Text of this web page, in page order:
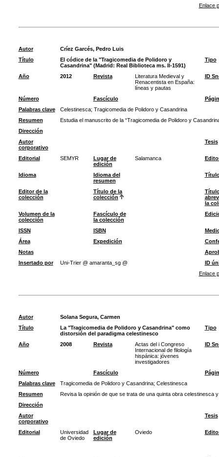
Enlace
Autor
Críez Garcés, Pedro Luis
Título
El códice de la "Tragicomedia de Polidoro y
Casandrina" (Madrid: Real Biblioteca ms. II-1591)
Tipo
Año 2012 Revista
Literatura Medieval y
Renacentista en España:
líneas y pautas
ID
Número Fascículo
Palabras clave
Celestinesca; Tragicomedia de Polidoro y Casandrina
Resumen
Estudia el manuscrito de la “Tragicomedia de Polidoro y
Dirección
Autor
corporativo
Tesis
Editorial SEMYR
Lugar de
edición
Salamanca
Idioma
Idioma del
resumen
Editor de la
colección
Título de la
colección
la
Volumen de la
colección
Fascículo de
la colección
ISSN ISBN
Área
Expedición
Notas
Insertado por
Uni-Trier @ amaranta_sg @
ID
Enlace
Autor
Solana Segura, Carmen
Título
La "Tragicomedia de Polidoro y Casandrina" como
distorsión del paradigma celestinesco
Tipo
Año 2008 Revista
Actas del i Congreso
Internacional de filología
hispánica: jóvenes
investigadores
ID
Número Fascículo
Palabras clave
Tragicomedia de Polidoro y Casandrina; Celestinesca
Resumen
Revisa la opinión de que se trata de una quinta obra celestinesca
Dirección
Autor
corporativo
Tesis
Editorial
Universidad
de Oviedo
Lugar de
edición
Oviedo